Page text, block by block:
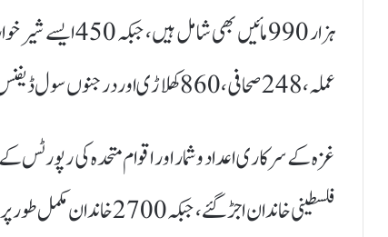
عملہ، 248 صحافی، 860 کھلاڑی اور درجنوں سول ڈیفنس و پولیس اہلکار بھی شہید ہو چکے ہیں۔